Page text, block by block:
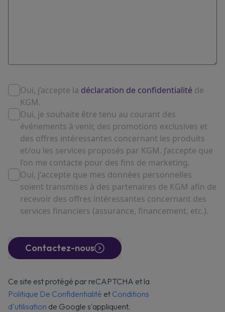
Oui, j’accepte la déclaration de confidentialité de
KGM.
Oui, je souhaite être tenu au courant des
événements à venir, des promotions exclusives et
des offres intéressantes concernant les produits
et/ou les services proposés par KGM. J’accepte que
l’on me contacte pour des fins de marketing.
Oui, j'accepte que mes données personnelles
soient transmises à des partenaires de KGM afin de
recevoir des offres intéressantes concernant des
services financiers (assurance, financement, etc.).
Contactez-nous
Ce site est protégé par reCAPTCHA et la
Politique De Confidentialité et Conditions
d'utilisation de Google s'appliquent.